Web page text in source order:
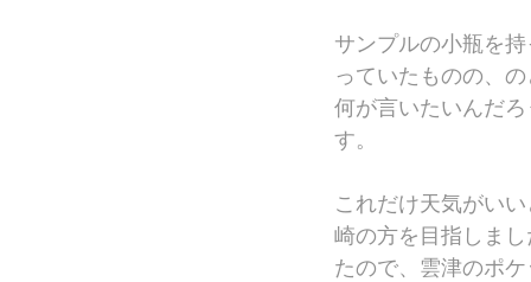
サンプルの小瓶を
っていたものの、
何が言いたいんだ
す。
これだけ天気がい
崎の方を目指しま
たので、雲津のポ